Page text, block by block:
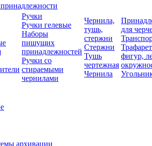
Ручки
Ручки гелевые
Наборы
пишущих
принадлежностей
Ручки со
стираемыми
чернилами
Чернила,
тушь,
стержни
Стержни
Тушь
чертежная
Чернила
для
фигур,
архивации